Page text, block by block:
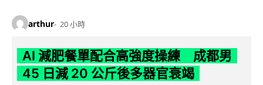
arthur 20 小時
AI 減肥餐單配合高強度操練 成都男
45 日減 20 公斤後多器官衰竭